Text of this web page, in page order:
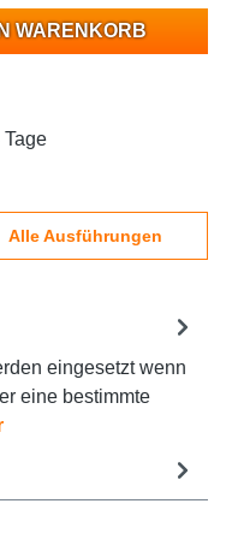
WARENKORB
Tage
Alle Ausführungen
eingesetzt wenn
eine bestimmte